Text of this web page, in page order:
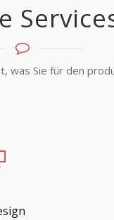
was Sie für den